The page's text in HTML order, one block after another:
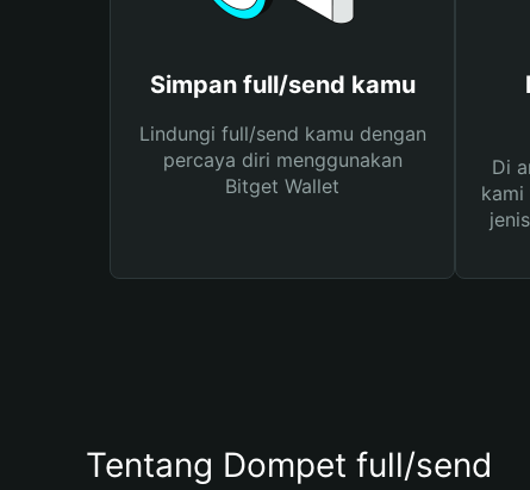
Simpan full/send kamu
Lindungi full/send kamu dengan
percaya diri menggunakan
Bitget Wallet
Di
kami
Tentang Dompet full/send